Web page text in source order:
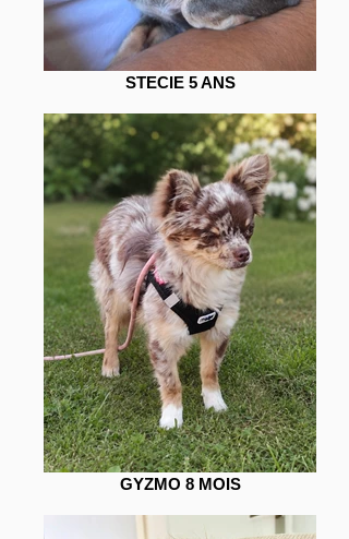
STECIE 5 ANS
GYZMO 8 MOIS